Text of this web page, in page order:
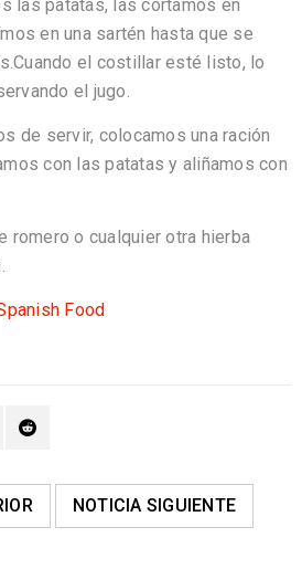
las patatas, las cortamos en
en una sartén hasta que se
el costillar esté listo, lo
el jugo.
de servir, colocamos una ración
con las patatas y aliñamos con
romero o cualquier otra hierba
Food
NOTICIA SIGUIENTE